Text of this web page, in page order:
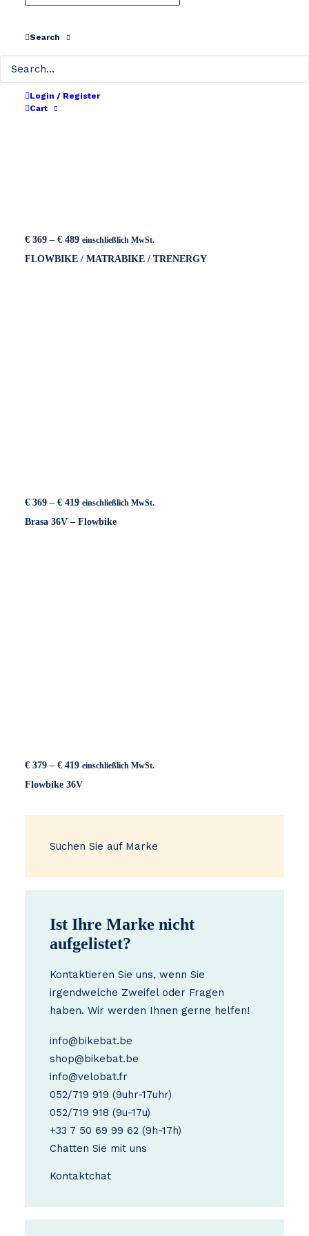
Search
Login / Register
Cart
€ 369 – € 489Preisspanne:
bis
einschließlich MwSt.
FLOWBIKE / MATRABIKE / TRENERGY
€ 369 – € 419Preisspanne:
bis
einschließlich MwSt.
Brasa 36V – Flowbike
€ 379 – € 419Preisspanne:
bis
einschließlich MwSt.
Flowbike 36V
Suchen Sie auf Marke
Ist Ihre Marke nicht
aufgelistet?
Kontaktieren Sie uns, wenn Sie
irgendwelche Zweifel oder Fragen
haben. Wir werden Ihnen gerne helfen!
info@bikebat.be
shop@bikebat.be
info@velobat.fr
052/719 919 (9uhr-17uhr)
052/719 918 (9u-17u)
+33 7 50 69 99 62 (9h-17h)
Chatten Sie mit uns
Kontaktchat